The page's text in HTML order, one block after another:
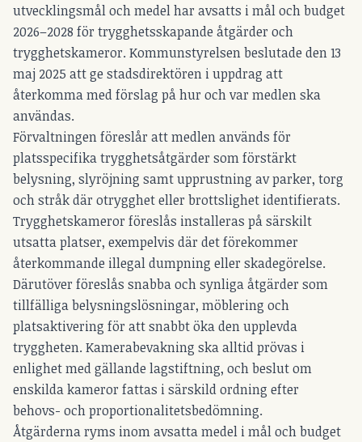
utvecklingsmål och medel har avsatts i mål och budget
2026–2028 för trygghetsskapande åtgärder och
trygghetskameror. Kommunstyrelsen beslutade den 13
maj 2025 att ge stadsdirektören i uppdrag att
återkomma med förslag på hur och var medlen ska
användas.
Förvaltningen föreslår att medlen används för
platsspecifika trygghetsåtgärder som förstärkt
belysning, slyröjning samt upprustning av parker, torg
och stråk där otrygghet eller brottslighet identifierats.
Trygghetskameror föreslås installeras på särskilt
utsatta platser, exempelvis där det förekommer
återkommande illegal dumpning eller skadegörelse.
Därutöver föreslås snabba och synliga åtgärder som
tillfälliga belysningslösningar, möblering och
platsaktivering för att snabbt öka den upplevda
tryggheten. Kamerabevakning ska alltid prövas i
enlighet med gällande lagstiftning, och beslut om
enskilda kameror fattas i särskild ordning efter
behovs- och proportionalitetsbedömning.
Åtgärderna ryms inom avsatta medel i mål och budget